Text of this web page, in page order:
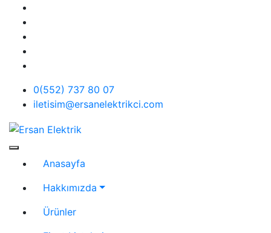
content
0(552) 737 80 07
iletisim@ersanelektrikci.com
Ersan Elektrik
Elektrik | Otomasyon
Anasayfa
Hakkımızda
Ürünler